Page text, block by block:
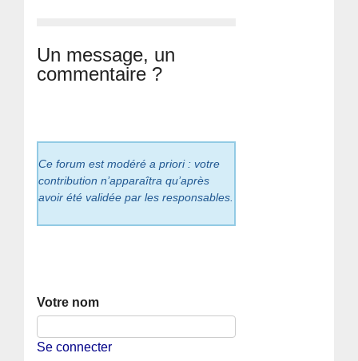
Un message, un
commentaire ?
Ce forum est modéré a priori : votre
contribution n’apparaîtra qu’après
avoir été validée par les responsables.
Votre nom
Se connecter